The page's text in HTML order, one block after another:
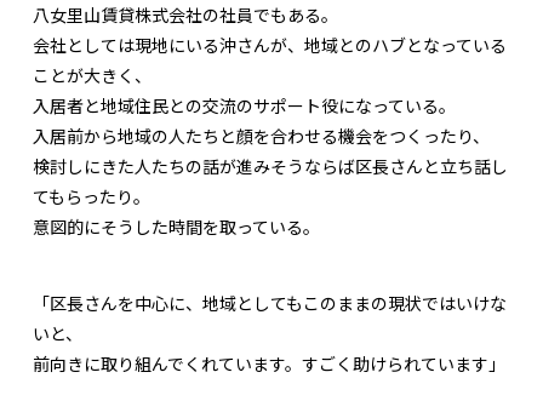
八女里山賃貸株式会社の社員でもある。
会社としては現地にいる沖さんが、地域とのハブとなっている
ことが大きく、
入居者と地域住民との交流のサポート役になっている。
入居前から地域の人たちと顔を合わせる機会をつくったり、
検討しにきた人たちの話が進みそうならば区長さんと立ち話し
てもらったり。
意図的にそうした時間を取っている。
「区長さんを中心に、地域としてもこのままの現状ではいけな
いと、
前向きに取り組んでくれています。すごく助けられています」